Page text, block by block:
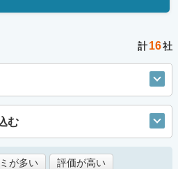
計16社
む
が多い 評価が高い